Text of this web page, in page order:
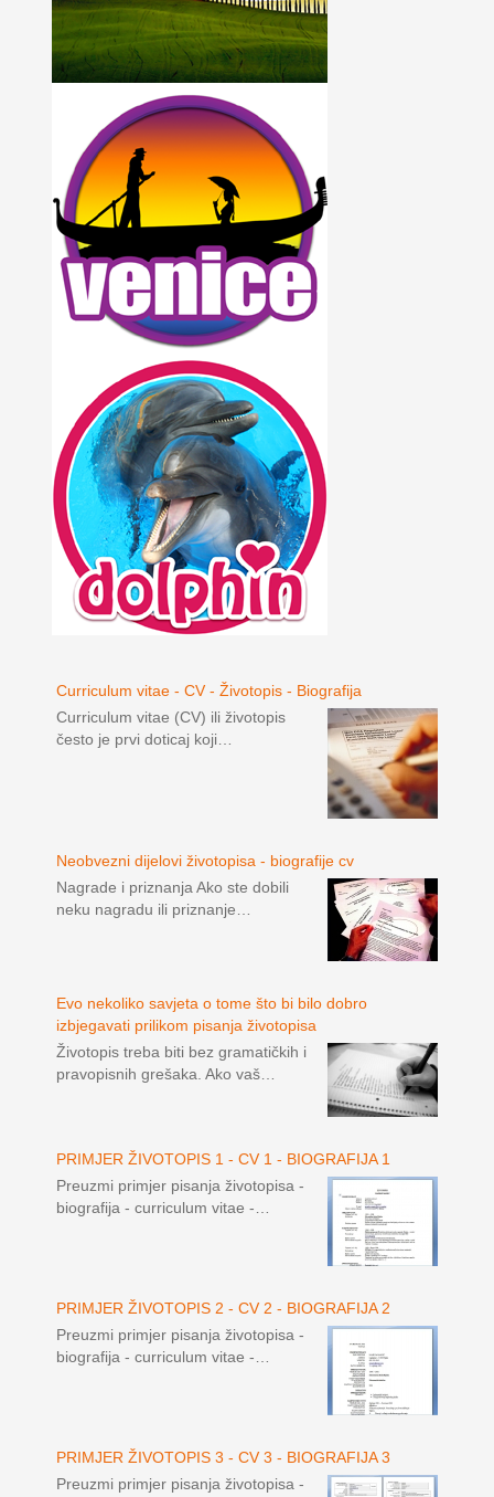
Curriculum vitae - CV - Životopis - Biografija
Curriculum vitae (CV) ili životopis
često je prvi doticaj koji…
Neobvezni dijelovi životopisa - biografije cv
Nagrade i priznanja Ako ste dobili
neku nagradu ili priznanje…
Evo nekoliko savjeta o tome što bi bilo dobro
izbjegavati prilikom pisanja životopisa
Životopis treba biti bez gramatičkih i
pravopisnih grešaka. Ako vaš…
PRIMJER ŽIVOTOPIS 1 - CV 1 - BIOGRAFIJA 1
Preuzmi primjer pisanja životopisa -
biografija - curriculum vitae -…
PRIMJER ŽIVOTOPIS 2 - CV 2 - BIOGRAFIJA 2
Preuzmi primjer pisanja životopisa -
biografija - curriculum vitae -…
PRIMJER ŽIVOTOPIS 3 - CV 3 - BIOGRAFIJA 3
Preuzmi primjer pisanja životopisa -